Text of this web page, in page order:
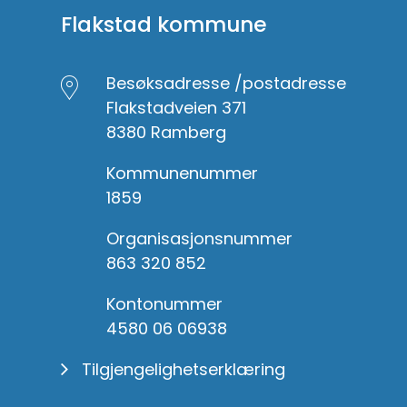
Flakstad kommune
Besøksadresse /postadresse
Flakstadveien 371
8380 Ramberg
Kommunenummer
1859
Organisasjonsnummer
863 320 852
Kontonummer
4580 06 06938
Tilgjengelighetserklæring